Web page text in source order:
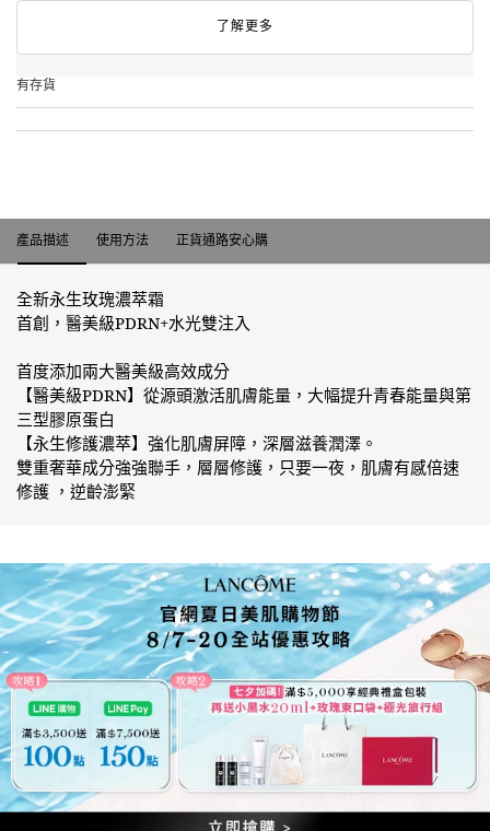
了解更多
有存貨
產品描述
產品描述 使用方法 正貨通路安心購
全新永生玫瑰濃萃霜
首創，醫美級PDRN+水光雙注入
首度添加兩大醫美級高效成分
【醫美級PDRN】從源頭激活肌膚能量，大幅提升青春能量與第
三型膠原蛋白
【永生修護濃萃】強化肌膚屏障，深層滋養潤澤。
雙重奢華成分強強聯手，層層修護，只要一夜，肌膚有感倍速
修護 ，逆齡澎緊
絕對完美永生玫瑰濃萃乳霜